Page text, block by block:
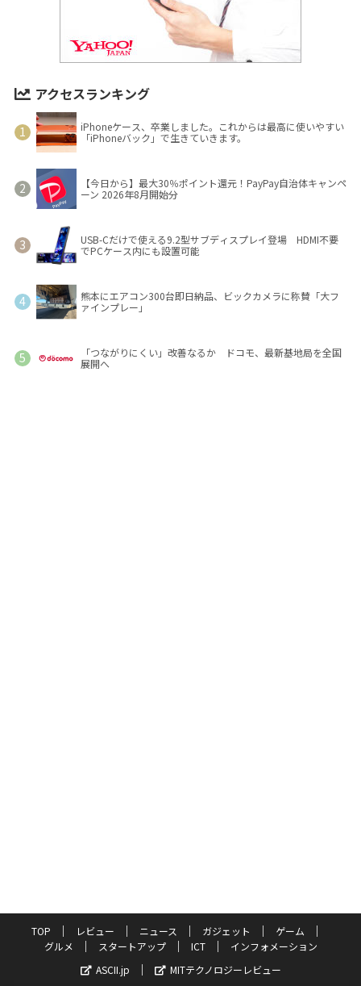
アクセスランキング
iPhoneケース、卒業しました。これからは最高に使いやすい
「iPhoneバック」で生きていきます。
【今日から】最大30％ポイント還元！PayPay自治体キャンペ
ーン 2026年8月開始分
USB-Cだけで使える9.2型サブディスプレイ登場 HDMI不要
でPCケース内にも設置可能
熊本にエアコン300台即日納品、ビックカメラに称賛「大フ
ァインプレー」
「つながりにくい」改善なるか ドコモ、最新基地局を全国
展開へ
TOP レビュー ニュース ガジェット
ゲーム
グルメ
スタートアップ ICT
インフォメーション
ASCII.jp
MITテクノロジーレビュー